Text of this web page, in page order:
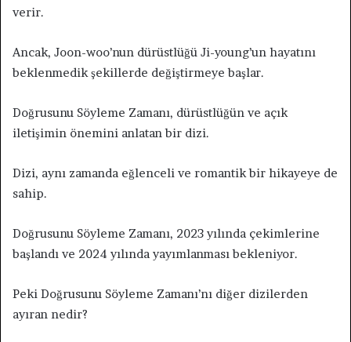
verir.
Ancak, Joon-woo’nun dürüstlüğü Ji-young’un hayatını
beklenmedik şekillerde değiştirmeye başlar.
Doğrusunu Söyleme Zamanı, dürüstlüğün ve açık
iletişimin önemini anlatan bir dizi.
Dizi, aynı zamanda eğlenceli ve romantik bir hikayeye de
sahip.
Doğrusunu Söyleme Zamanı, 2023 yılında çekimlerine
başlandı ve 2024 yılında yayımlanması bekleniyor.
Peki Doğrusunu Söyleme Zamanı’nı diğer dizilerden
ayıran nedir?